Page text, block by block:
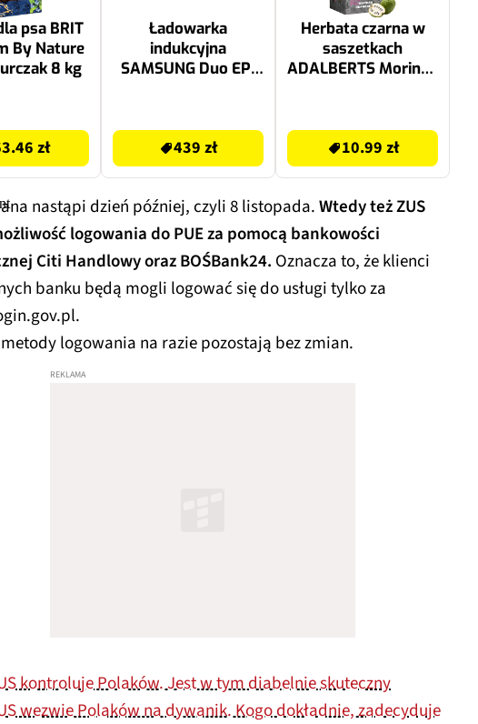
psa BRIT
By Nature
8 kg
zł
Ładowarka
indukcyjna
SAMSUNG Duo EP-
439 zł
Herbata czarna w
saszetkach
ADALBERTS Moringa
sztuk)
10.99 zł
nastąpi dzień później, czyli 8 listopada.Wtedy też ZUS
logowania do PUE za pomocą bankowości
Citi Handlowy oraz BOŚBank24. Oznacza to, że klienci
banku będą mogli logować się do usługi tylko za
metody logowania na razie pozostają bez zmian.
kontroluje Polaków. Jest w tym diabelnie skuteczny
wezwie Polaków na dywanik. Kogo dokładnie, zadecyduje